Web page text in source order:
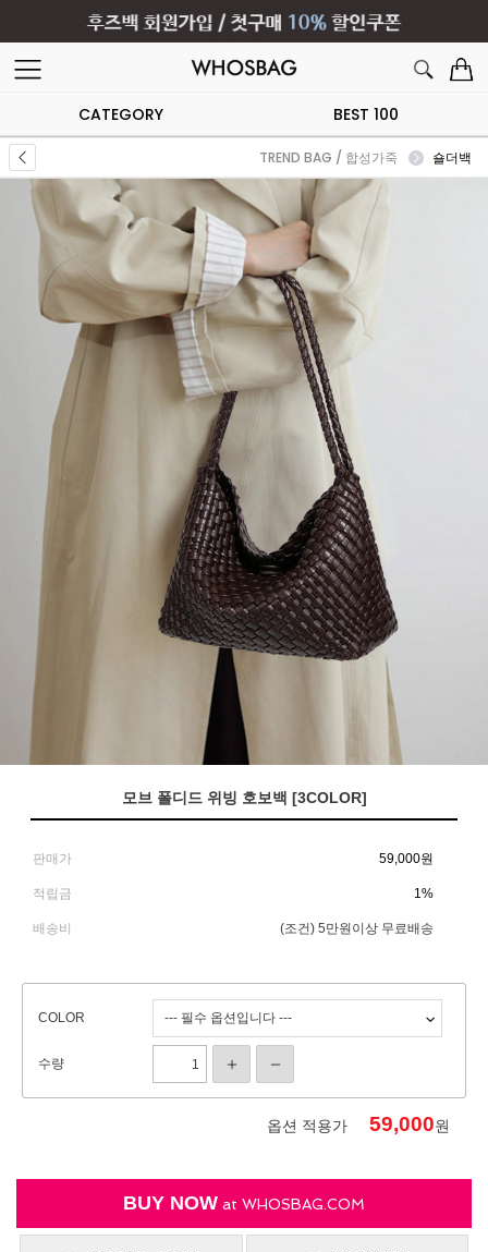
CATEGORY BEST 100
TREND BAG / 합성가죽 숄더백
모브 폴디드 위빙 호보백 [3COLOR]
판매가 59,000원
적립금 1%
배송비 (조건) 5만원이상 무료배송
COLOR
수량
옵션 적용가 59,000원
BUY NOW at WHOSBAG.COM